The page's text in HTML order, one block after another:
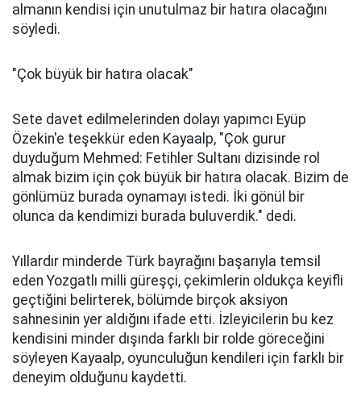
almanın kendisi için unutulmaz bir hatıra olacağını
söyledi.
"Çok büyük bir hatıra olacak"
Sete davet edilmelerinden dolayı yapımcı Eyüp
Özekin'e teşekkür eden Kayaalp, "Çok gurur
duyduğum Mehmed: Fetihler Sultanı dizisinde rol
almak bizim için çok büyük bir hatıra olacak. Bizim de
gönlümüz burada oynamayı istedi. İki gönül bir
olunca da kendimizi burada buluverdik." dedi.
Yıllardır minderde Türk bayrağını başarıyla temsil
eden Yozgatlı milli güreşçi, çekimlerin oldukça keyifli
geçtiğini belirterek, bölümde birçok aksiyon
sahnesinin yer aldığını ifade etti. İzleyicilerin bu kez
kendisini minder dışında farklı bir rolde göreceğini
söyleyen Kayaalp, oyunculuğun kendileri için farklı bir
deneyim olduğunu kaydetti.